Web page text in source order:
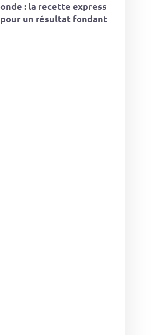
onde : la recette express
pour un résultat fondant